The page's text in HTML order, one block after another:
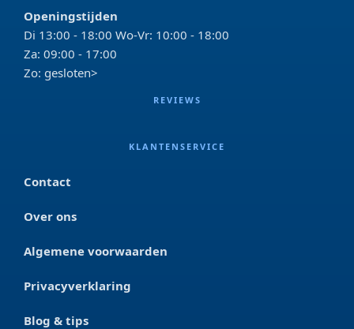
Openingstijden
Di 13:00 - 18:00 Wo-Vr: 10:00 - 18:00
Za: 09:00 - 17:00
Zo: gesloten>
REVIEWS
KLANTENSERVICE
Contact
Over ons
Algemene voorwaarden
Privacyverklaring
Blog & tips